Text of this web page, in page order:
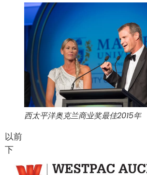
西太平洋奥克兰商业奖最佳2015年
以前
下